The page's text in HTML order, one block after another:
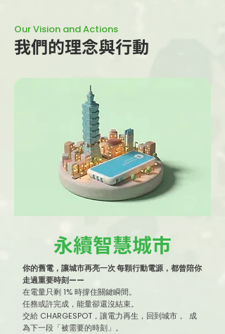
Our Vision and Actions
我們的理念與行動
永續智慧城市
你的舊電，讓城市再亮一次 每顆行動電源，都曾陪你
走過重要時刻——
在電量只剩 1% 時撐住關鍵瞬間。
任務或許完成，能量卻還沒結束。
交給 CHARGESPOT，讓電力再生，回到城市， 成
為下一段「被需要的時刻」。